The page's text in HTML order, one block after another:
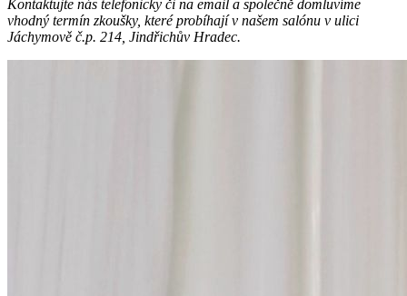
Kontaktujte nás telefonicky či na email a společně domluvíme
vhodný termín zkoušky, které probíhají v našem salónu v ulici
Jáchymově č.p. 214, Jindřichův Hradec.